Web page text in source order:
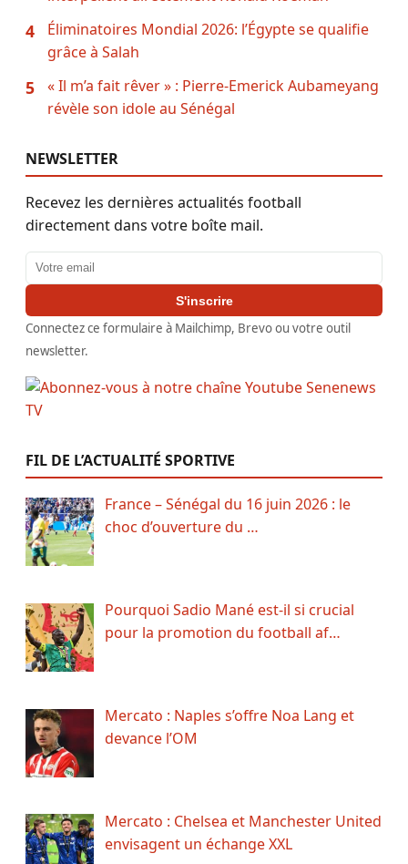
4
Éliminatoires Mondial 2026: l’Égypte se qualifie
grâce à Salah
5
« Il m’a fait rêver » : Pierre-Emerick Aubameyang
révèle son idole au Sénégal
NEWSLETTER
Recevez les dernières actualités football
directement dans votre boîte mail.
Adresse email
S'inscrire
Connectez ce formulaire à Mailchimp, Brevo ou votre outil
newsletter.
FIL DE L’ACTUALITÉ SPORTIVE
France – Sénégal du 16 juin 2026 : le
choc d’ouverture du …
Pourquoi Sadio Mané est-il si crucial
pour la promotion du football af…
Mercato : Naples s’offre Noa Lang et
devance l’OM
Mercato : Chelsea et Manchester United
envisagent un échange XXL